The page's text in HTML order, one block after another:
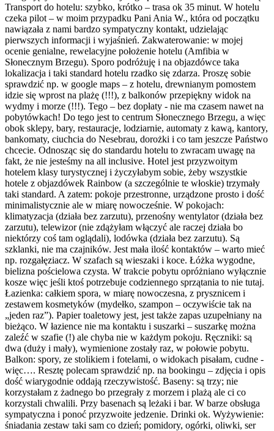
Transport do hotelu: szybko, krótko – trasa ok 35 minut. W hotelu
czeka pilot – w moim przypadku Pani Ania W., która od początku
nawiązała z nami bardzo sympatyczny kontakt, udzielając
pierwszych informacji i wyjaśnień. Zakwaterowanie: w mojej
ocenie genialne, rewelacyjne położenie hotelu (Amfibia w
Słonecznym Brzegu). Sporo podróżuję i na objazdówce taka
lokalizacja i taki standard hotelu rzadko się zdarza. Proszę sobie
sprawdzić np. w google maps – z hotelu, drewnianym pomostem
idzie się wprost na plażę (!!!), z balkonów przepiękny widok na
wydmy i morze (!!!). Tego – bez dopłaty - nie ma czasem nawet na
pobytówkach! Do tego jest to centrum Słonecznego Brzegu, a więc
obok sklepy, bary, restauracje, lodziarnie, automaty z kawą, kantory,
bankomaty, ciuchcia do Nesebrau, dorożki i co tam jeszcze Państwo
chcecie. Odnosząc się do standardu hotelu to zwracam uwagę na
fakt, że nie jesteśmy na all inclusive. Hotel jest przyzwoitym
hotelem klasy turystycznej i życzyłabym sobie, żeby wszystkie
hotele z objazdówek Rainbow (a szczególnie te włoskie) trzymały
taki standard. A zatem: pokoje przestronne, urządzone prosto i dość
minimalistycznie ale w miarę nowocześnie. W pokojach:
klimatyzacja (działa bez zarzutu), przenośny wentylator (działa bez
zarzutu), telewizor (nie zdążyłam włączyć ale raczej działa bo
niektórzy coś tam oglądali), lodówka (działa bez zarzutu). Są
szklanki, nie ma czajników. Jest mała ilość kontaktów – warto mieć
np. rozgałęziacz. W szafach są wieszaki i koce. Łóżka wygodne,
bielizna pościelowa czysta. W trakcie pobytu opróżniano wyłącznie
kosze więc jeśli ktoś potrzebuje codziennego sprzątania to nie tutaj.
Łazienka: całkiem spora, w miarę nowoczesna, z prysznicem i
zestawem kosmetyków (mydełko, szampon – oczywiście tak na
„jeden raz”). Papier toaletowy jest, jest także zapas uzupełniany na
bieżąco. W łazience nie ma kontaktu i suszarki – suszarkę można
zaleźć w szafie (!) ale chyba nie w każdym pokoju. Ręczniki: są
dwa (duży i mały), wymienione zostały raz, w połowie pobytu.
Balkon: spory, ze stolikiem i fotelami, o widokach pisałam, cudne -
więc…. Resztę polecam sprawdzić np. na bookingu – zdjęcia i opis
dość wiarygodnie oddają rzeczywistość. Baseny: są trzy; nie
korzystałam z żadnego bo przegrały z morzem i plażą ale ci co
korzystali chwalili. Przy basenach są leżaki i bar. W barze obsługa
sympatyczna i ponoć przyzwoite jedzenie. Drinki ok. Wyżywienie:
śniadania zestaw taki sam co dzień; pomidory, ogórki, oliwki, ser